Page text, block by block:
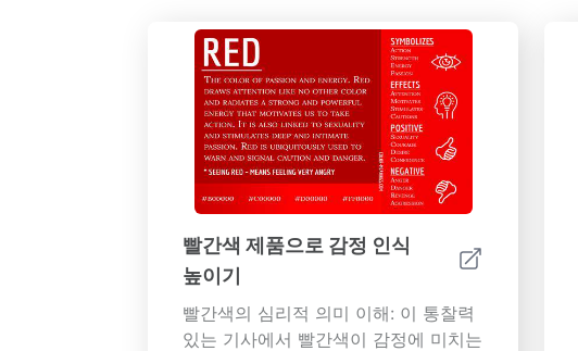
빨간색 제품으로 감정 인식
높이기
빨간색의 심리적 의미 이해: 이 통찰력
있는 기사에서 빨간색이 감정에 미치는